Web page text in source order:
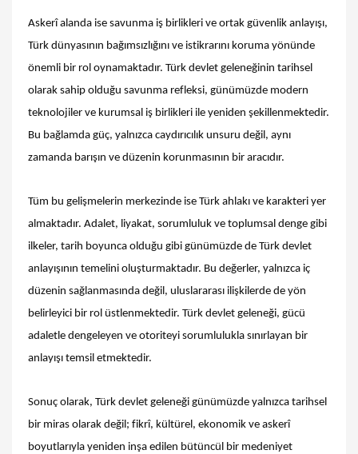
Askerî alanda ise savunma iş birlikleri ve ortak güvenlik anlayışı,
Türk dünyasının bağımsızlığını ve istikrarını koruma yönünde
önemli bir rol oynamaktadır. Türk devlet geleneğinin tarihsel
olarak sahip olduğu savunma refleksi, günümüzde modern
teknolojiler ve kurumsal iş birlikleri ile yeniden şekillenmektedir.
Bu bağlamda güç, yalnızca caydırıcılık unsuru değil, aynı
zamanda barışın ve düzenin korunmasının bir aracıdır.
Tüm bu gelişmelerin merkezinde ise Türk ahlakı ve karakteri yer
almaktadır. Adalet, liyakat, sorumluluk ve toplumsal denge gibi
ilkeler, tarih boyunca olduğu gibi günümüzde de Türk devlet
anlayışının temelini oluşturmaktadır. Bu değerler, yalnızca iç
düzenin sağlanmasında değil, uluslararası ilişkilerde de yön
belirleyici bir rol üstlenmektedir. Türk devlet geleneği, gücü
adaletle dengeleyen ve otoriteyi sorumlulukla sınırlayan bir
anlayışı temsil etmektedir.
Sonuç olarak, Türk devlet geleneği günümüzde yalnızca tarihsel
bir miras olarak değil; fikrî, kültürel, ekonomik ve askerî
boyutlarıyla yeniden inşa edilen bütüncül bir medeniyet